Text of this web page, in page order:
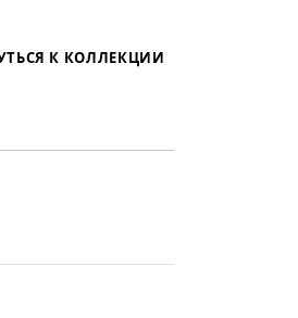
К КОЛЛЕКЦИИ